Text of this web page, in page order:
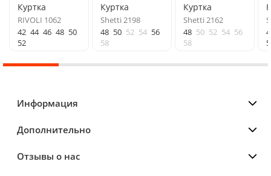
Куртка
RIVOLI 1062
42 44 46 48 50
52
Куртка
Shetti 2198
48 50 52 54 56
58
Куртка
Shetti 2162
48 50 52 54 56
58
Информация
Дополнительно
Отзывы о нас